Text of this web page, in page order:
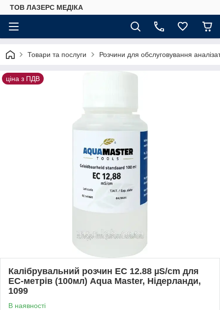
ТОВ ЛАЗЕРС МЕДІКА
Товари та послуги Розчини для обслуговування
ціна з ПДВ
Калібрувальний розчин EC 12.88 µS/cm для
ЕС-метрів (100мл) Aqua Master, Нідерланди,
1099
В наявності